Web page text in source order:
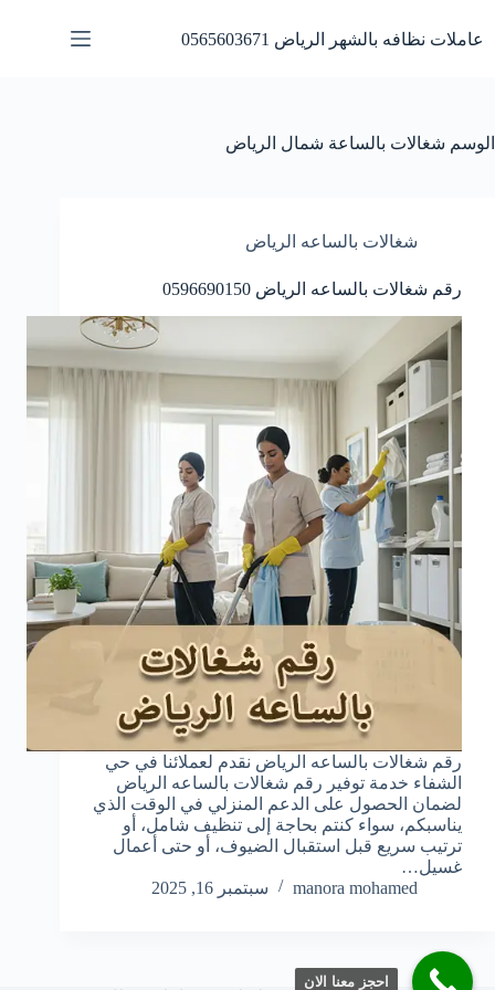
المحتوى
عاملات نظافه بالشهر الرياض 0565603671
الوسم شغالات بالساعة شمال الرياض
شغالات بالساعه الرياض
رقم شغالات بالساعه الرياض 0596690150
رقم شغالات بالساعه الرياض نقدم لعملائنا في حي
الشفاء خدمة توفير رقم شغالات بالساعه الرياض
لضمان الحصول على الدعم المنزلي في الوقت الذي
يناسبكم، سواء كنتم بحاجة إلى تنظيف شامل، أو
ترتيب سريع قبل استقبال الضيوف، أو حتى أعمال
غسيل…
manora mohamed
سبتمبر 16, 2025
احجز معنا الان